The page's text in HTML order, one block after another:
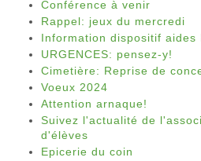
Conférence à venir
Rappel: jeux du mercredi
Information dispositif aides
URGENCES: pensez-y!
Cimetière: Reprise de
Voeux 2024
Attention arnaque!
Suivez l'actualité de
d'élèves
Epicerie du coin